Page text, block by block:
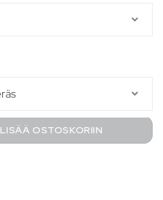
LISÄÄ OSTOSKORIIN